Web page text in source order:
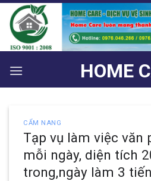
Bỏ
qua
nội
dung
HOME
CẨM NANG
Tạp vụ làm việc văn
mỗi ngày, diện tích
trong,ngày làm 3